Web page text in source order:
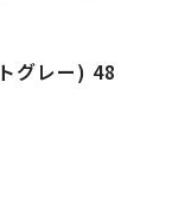
グレー) 48